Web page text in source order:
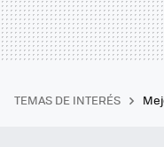
TEMAS DE INTERÉS